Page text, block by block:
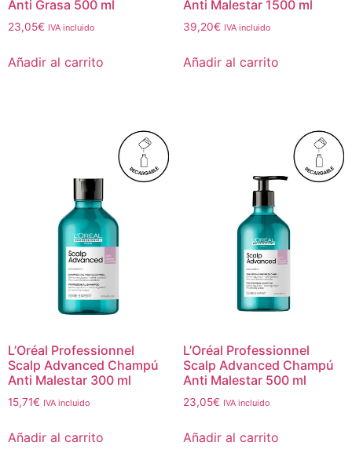
Anti Grasa 500 ml
23,05€ IVA incluido
Añadir al carrito
Anti Malestar 1500 ml
39,20€ IVA incluido
Añadir al carrito
L’Oréal Professionnel
Scalp Advanced Champú
Anti Malestar 300 ml
15,71€ IVA incluido
Añadir al carrito
L’Oréal Professionnel
Scalp Advanced Champú
Anti Malestar 500 ml
23,05€ IVA incluido
Añadir al carrito